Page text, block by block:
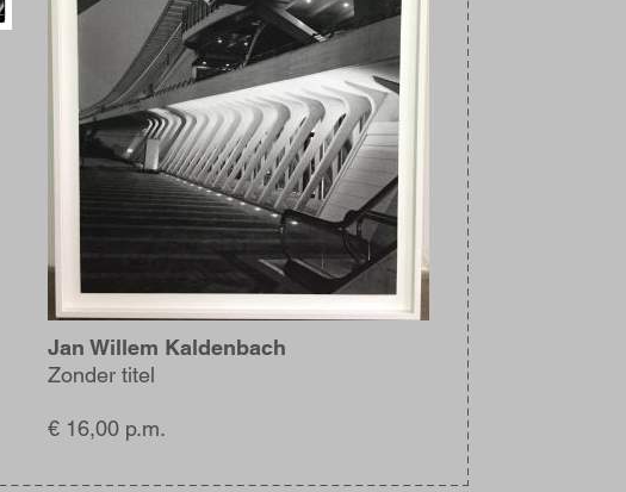
Jan Willem Kaldenbach
Zonder titel
€ 16,00 p.m.